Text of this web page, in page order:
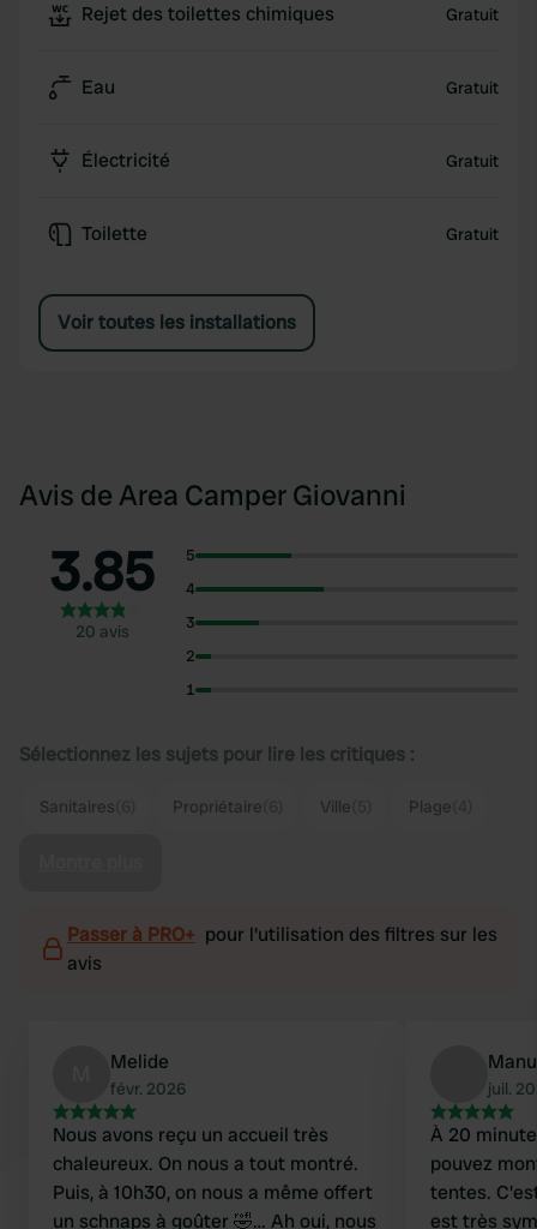
Rejet des toilettes chimiques Gratuit
Eau Gratuit
Électricité Gratuit
Toilette Gratuit
Voir toutes les installations
Avis de Area Camper Giovanni
3.85
20 avis
5
4
3
2
1
Sélectionnez les sujets pour lire les critiques :
Sanitaires Propriétaire Ville Plage
Passer à PRO+ pour l'utilisation des filtres sur les
avis
Melide
févr. 2026
Nous avons reçu un accueil très
chaleureux. On nous a tout montré.
Puis, à 10h30, on nous a même offert
un schnaps à goûter 🤣… Ah oui, nous
juil.
À 20
pouvez
tentes.
est très